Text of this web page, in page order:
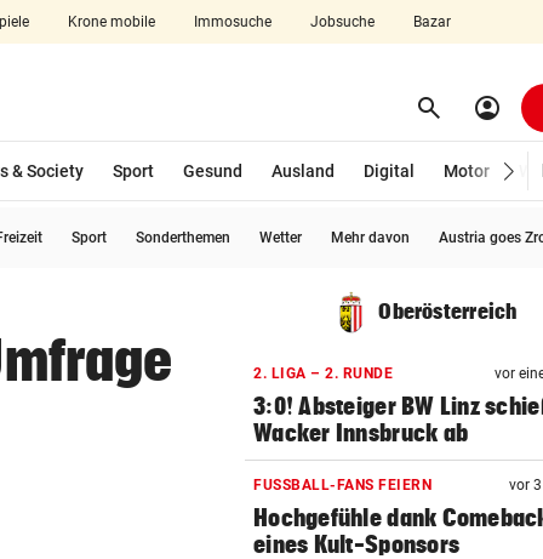
Krone mobile Immosuche Jobsuche Bazar
aufklappen search Suchen
account_circle
& Society Sport Gesund Ausland Digital Motor
Sport Sonderthemen Wetter Mehr davon Austria goes
Oberösterreich
2. LIGA – 2. RUNDE vor
3:0! Absteiger BW Linz
Wacker Innsbruck ab
FUSSBALL-FANS FEIERN vor
Hochgefühle dank
eines Kult-Sponsors